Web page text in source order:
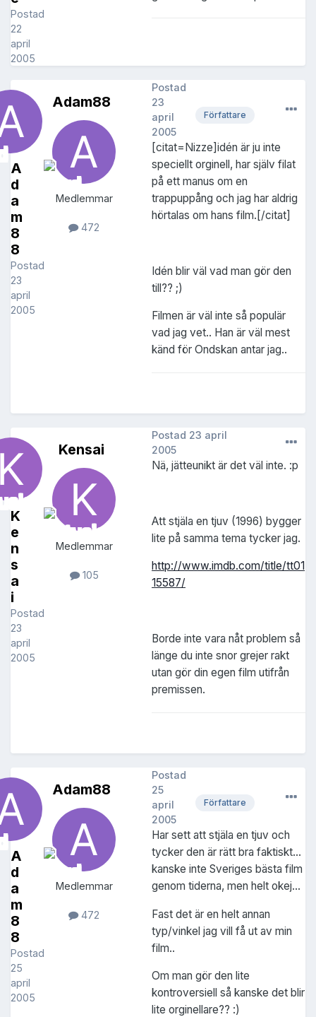
Postad
22
april
2005
A
d
a
m
8
8
Postad
23
april
2005
Adam88
Medlemmar
472
Författare
Postad
23
april
2005
[citat=Nizze]idén är ju inte
speciellt orginell, har själv filat
på ett manus om en
trappuppång och jag har aldrig
hörtalas om hans film.[/citat]
Idén blir väl vad man gör den
till?? ;)
Filmen är väl inte så populär
vad jag vet.. Han är väl mest
känd för Ondskan antar jag..
K
e
n
s
a
i
Postad
23
april
2005
Kensai
Medlemmar
105
Postad 23 april
2005
Nä, jätteunikt är det väl inte. :p
Att stjäla en tjuv (1996) bygger
lite på samma tema tycker jag.
http://www.imdb.com/title/tt01
15587/
Borde inte vara nåt problem så
länge du inte snor grejer rakt
utan gör din egen film utifrån
premissen.
A
d
a
m
8
8
Postad
25
april
2005
Adam88
Medlemmar
472
Författare
Postad
25
april
2005
Har sett att stjäla en tjuv och
tycker den är rätt bra faktiskt...
kanske inte Sveriges bästa film
genom tiderna, men helt okej...
Fast det är en helt annan
typ/vinkel jag vill få ut av min
film..
Om man gör den lite
kontroversiell så kanske det blir
lite orginellare?? :)